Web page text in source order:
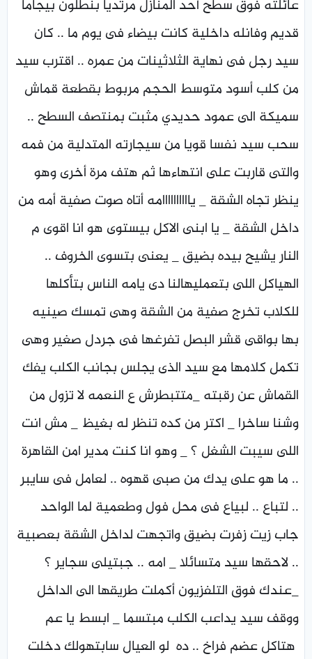
عائلته فوق سطح أحد المنازل مرتديا بنطلون بيجاما
قديم وفانله داخلية كانت بيضاء فى يوم ما .. كان
سيد رجل فى نهاية الثلاثينات من عمره .. اقترب سيد
من كلب أسود متوسط الحجم مربوط بقطعة قماش
سميكة الى عمود حديدي مثبت بمنتصف السطح ..
سحب سيد نفسا قويا من سيجارته المتدلية من فمه
والتى قاربت على انتهاءها ثم هتف مرة أخرى وهو
ينظر تجاه الشقة _ ياااااااااامه أتاه صوت صفية أمه من
داخل الشقة _ يا ابنى الاكل بيستوى هو انا اقوى م
النار يشيح بيده بضيق _ يعنى بتسوى الخروف ..
الهياكل اللى بتعمليهالنا دى يامه الناس بتأكلها
للكلاب تخرج صفية من الشقة وهى تمسك صينيه
بها بواقى قشر البصل تفرغها فى جردل صغير وهى
تكمل كلامها مع سيد الذى يجلس بجانب الكلب يفك
القماش عن رقبته _متتبطرش ع النعمه لا تزول من
وشنا ساخرا _ اكتر من كده تنظر له بغيظ _ مش انت
اللى سيبت الشغل ؟ _ وهو انا كنت مدير امن القاهرة
.. ما هو على يدك من صبى قهوه .. لعامل فى سايبر
.. لتباع .. لبياع فى محل فول وطعمية لما الواحد
جاب زيت زفرت بضيق واتجهت لداخل الشقة بعصبية
.. لاحقها سيد متسائلا _ امه .. جبتيلى سجاير ؟
_عندك فوق التلفزيون أكملت طريقها الى الداخل
ووقف سيد يداعب الكلب مبتسما _ ابسط يا عم
هتاكل عضم فراخ .. ده لو العيال سابتهولك دخلت